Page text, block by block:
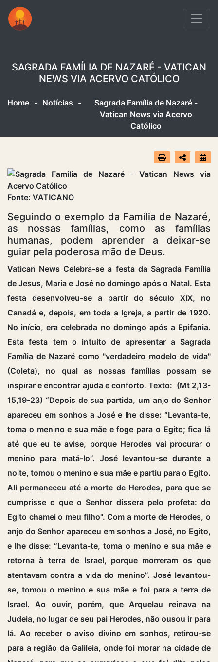
SAGRADA FAMÍLIA DE NAZARÉ - VATICAN
NEWS VIA ACERVO CATÓLICO
Home - Notícias -
Sagrada Família de Nazaré -
Vatican News via Acervo
Católico
Fonte: VATICANO
Seguindo o exemplo da Família de Nazaré,
as nossas famílias, como as famílias
humanas, podem aprender a deixar-se
guiar pela poderosa mão de Deus.
Vatican News Celebra-se a festa da Sagrada Família
de Jesus, Maria e José no domingo após o Natal. Esta
festa desenvolveu-se a partir do século XIX, no
Canadá e, depois, em toda a Igreja, a partir de 1920.
No início, era celebrada no domingo após a Epifania.
Esta festa tem o intuito de apresentar a Sagrada
Família de Nazaré como "verdadeiro modelo de vida"
(Coleta), no qual as nossas famílias possam se
inspirar e encontrar ajuda e conforto. Texto: (Mt 2,13-
15,19-23) “Depois de sua partida, um anjo do Senhor
apareceu em sonhos a José e lhe disse: “Levanta-te,
toma o menino e sua mãe e foge para o Egito; fica lá
até que eu te avise, porque Herodes vai procurar o
menino para matá-lo”. José levantou-se durante a
noite, tomou o menino e sua mãe e partiu para o Egito.
Ali permaneceu até a morte de Herodes, para que se
cumprisse o que o Senhor dissera pelo profeta: do
Egito chamei o meu filho". Com a morte de Herodes, o
anjo do Senhor apareceu em sonhos a José, no Egito,
e lhe disse: “Levanta-te, toma o menino e sua mãe e
retorna à terra de Israel, porque morreram os que
atentavam contra a vida do menino”. José levantou-
se, tomou o menino e sua mãe e foi para a terra de
Israel. Ao ouvir, porém, que Arquelau reinava na
Judeia, no lugar de seu pai Herodes, não ousou ir para
lá. Ao receber o aviso divino em sonhos, retirou-se
para a região da Galileia, onde foi morar na cidade de